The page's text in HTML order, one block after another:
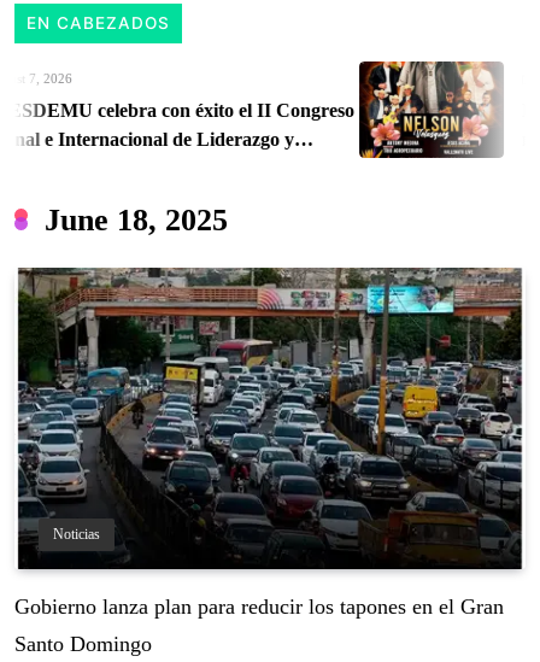
EN CABEZADOS
7, 2026
celebra con éxito el II Congreso
e Internacional de Liderazgo y
June 18, 2025
Noticias
Gobierno lanza plan para reducir los tapones en el Gran
Santo Domingo